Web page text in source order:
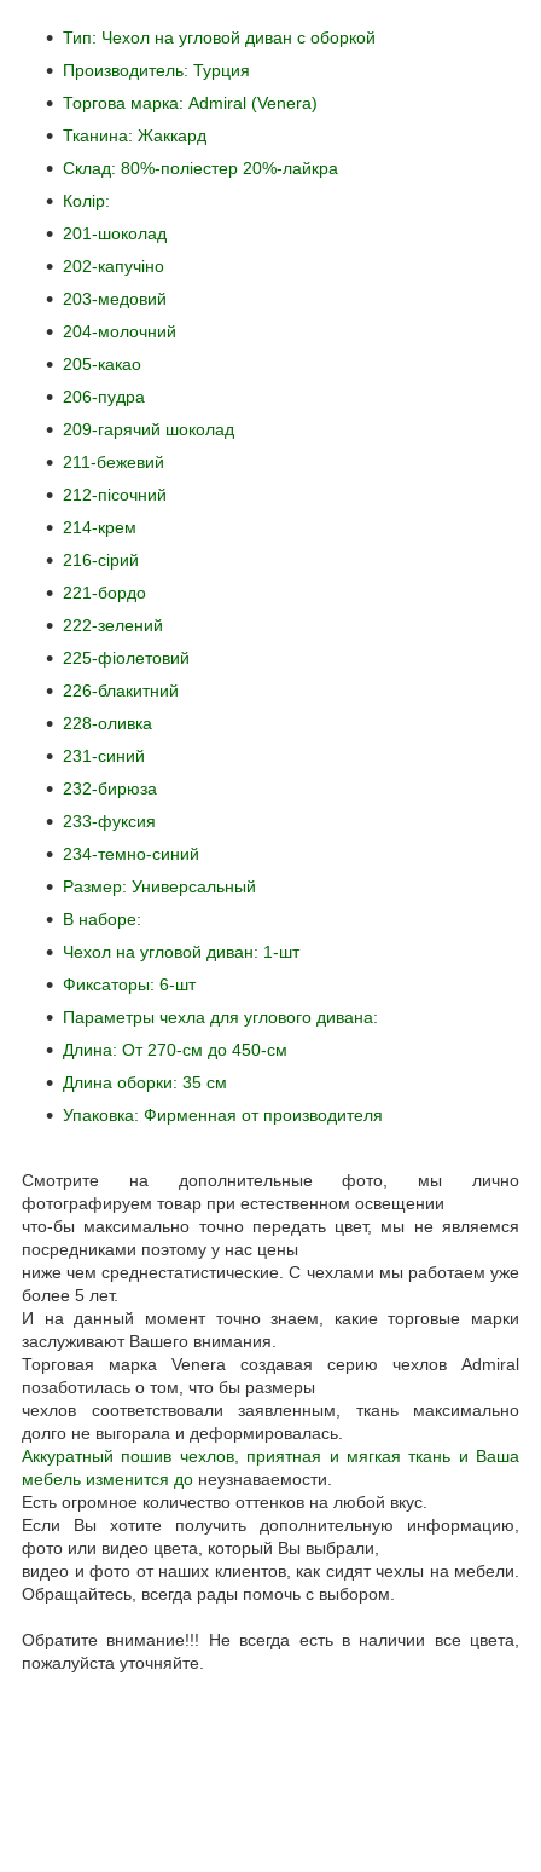
Тип: Чехол на угловой диван с оборкой
Производитель: Турция
Торгова марка: Admiral (Venera)
Тканина: Жаккард
Склад: 80%-поліестер 20%-лайкра
Колір:
201-шоколад
202-капучіно
203-медовий
204-молочний
205-какао
206-пудра
209-гарячий шоколад
211-бежевий
212-пісочний
214-крем
216-сірий
221-бордо
222-зелений
225-фіолетовий
226-блакитний
228-оливка
231-синий
232-бирюза
233-фуксия
234-темно-синий
Размер: Универсальный
В наборе:
Чехол на угловой диван: 1-шт
Фиксаторы: 6-шт
Параметры чехла для углового дивана:
Длина: От 270-см до 450-см
Длина оборки: 35 см
Упаковка: Фирменная от производителя
Смотрите на дополнительные фото, мы лично
фотографируем товар при естественном освещении
что-бы максимально точно передать цвет, мы не являемся
посредниками поэтому у нас цены
ниже чем среднестатистические. С чехлами мы работаем уже
более 5 лет.
И на данный момент точно знаем, какие торговые марки
заслуживают Вашего внимания.
Торговая марка Venera создавая серию чехлов Admiral
позаботилась о том, что бы размеры
чехлов соответствовали заявленным, ткань максимально
долго не выгорала и деформировалась.
Аккуратный пошив чехлов, приятная и мягкая ткань и Ваша
мебель изменится до неузнаваемости.
Есть огромное количество оттенков на любой вкус.
Если Вы хотите получить дополнительную информацию,
фото или видео цвета, который Вы выбрали,
видео и фото от наших клиентов, как сидят чехлы на мебели.
Обращайтесь, всегда рады помочь с выбором.
Обратите внимание!!! Не всегда есть в наличии все цвета,
пожалуйста уточняйте.